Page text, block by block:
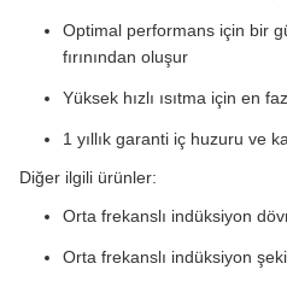
Optimal performans için bir
fırınından oluşur
Yüksek hızlı ısıtma için en
1 yıllık garanti iç huzuru ve
Diğer ilgili ürünler:
Orta frekanslı indüksiyon
Orta frekanslı indüksiyon